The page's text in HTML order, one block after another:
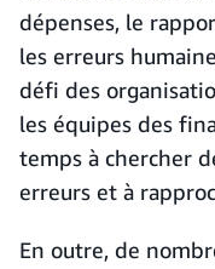
dépenses, le
les erreurs
défi des
les équipes des
temps à chercher
erreurs et à
En outre, de